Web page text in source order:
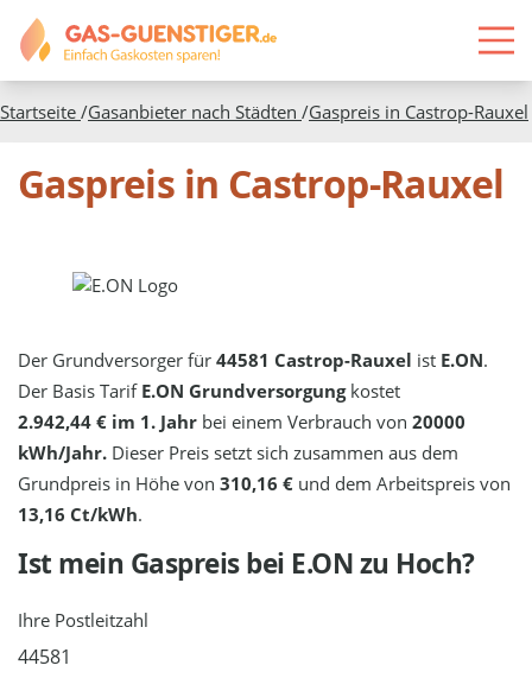
Startseite /Gasanbieter nach Städten /Gaspreis in Castrop-Rauxel
Gaspreis in Castrop-Rauxel
Der Grundversorger für44581 Castrop-Rauxel ist E.ON.
Der Basis Tarif E.ON Grundversorgungkostet
2.942,44 € im 1. Jahr bei einem Verbrauch von20000
kWh/Jahr. Dieser Preis setzt sich zusammen aus dem
Grundpreis in Höhe von310,16 € und dem Arbeitspreis von
13,16 Ct/kWh.
Ist mein Gaspreis bei E.ONzu Hoch?
Ihre Postleitzahl